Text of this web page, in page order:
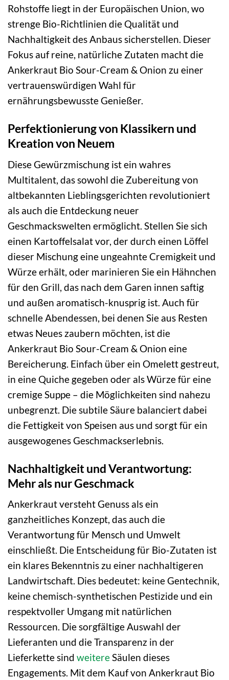
Rohstoffe liegt in der Europäischen Union, wo
strenge Bio-Richtlinien die Qualität und
Nachhaltigkeit des Anbaus sicherstellen. Dieser
Fokus auf reine, natürliche Zutaten macht die
Ankerkraut Bio Sour-Cream & Onion zu einer
vertrauenswürdigen Wahl für
ernährungsbewusste Genießer.
Perfektionierung von Klassikern und
Kreation von Neuem
Diese Gewürzmischung ist ein wahres
Multitalent, das sowohl die Zubereitung von
altbekannten Lieblingsgerichten revolutioniert
als auch die Entdeckung neuer
Geschmackswelten ermöglicht. Stellen Sie sich
einen Kartoffelsalat vor, der durch einen Löffel
dieser Mischung eine ungeahnte Cremigkeit und
Würze erhält, oder marinieren Sie ein Hähnchen
für den Grill, das nach dem Garen innen saftig
und außen aromatisch-knusprig ist. Auch für
schnelle Abendessen, bei denen Sie aus Resten
etwas Neues zaubern möchten, ist die
Ankerkraut Bio Sour-Cream & Onion eine
Bereicherung. Einfach über ein Omelett gestreut,
in eine Quiche gegeben oder als Würze für eine
cremige Suppe – die Möglichkeiten sind nahezu
unbegrenzt. Die subtile Säure balanciert dabei
die Fettigkeit von Speisen aus und sorgt für ein
ausgewogenes Geschmackserlebnis.
Nachhaltigkeit und Verantwortung:
Mehr als nur Geschmack
Ankerkraut versteht Genuss als ein
ganzheitliches Konzept, das auch die
Verantwortung für Mensch und Umwelt
einschließt. Die Entscheidung für Bio-Zutaten ist
ein klares Bekenntnis zu einer nachhaltigeren
Landwirtschaft. Dies bedeutet: keine Gentechnik,
keine chemisch-synthetischen Pestizide und ein
respektvoller Umgang mit natürlichen
Ressourcen. Die sorgfältige Auswahl der
Lieferanten und die Transparenz in der
Lieferkette sind weitereSäulen dieses
Engagements. Mit dem Kauf von Ankerkraut Bio